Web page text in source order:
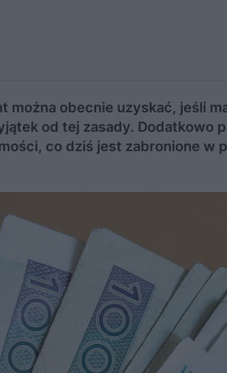
można obecnie uzyskać, jeśli
od tej zasady. Dodatkowo
co dziś jest zabronione w